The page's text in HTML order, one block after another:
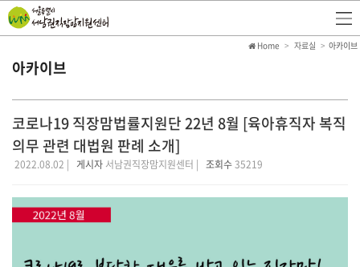
아카이브
Home 자료실 아카이브
코로나19 직장맘법률지원단 22년 8월 [육아휴직자 복직
의무 관련 대법원 판례 소개]
2022.08.02 | 게시자 서남권직장맘지원센터 | 조회수35219